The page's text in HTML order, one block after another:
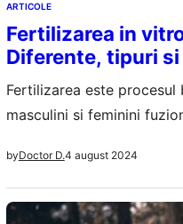
ARTICOLE
Fertilizarea in
Diferente, tipuri
Fertilizarea este
masculini si feminini
fertilizarea are loc in mod
uman, tehnologia
fertilizarea ovulelor si in
byDoctor D.4 august 2024